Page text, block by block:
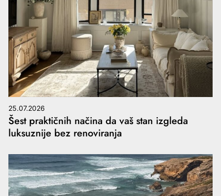
25.07.2026
Šest praktičnih načina da vaš stan izgleda
luksuznije bez renoviranja